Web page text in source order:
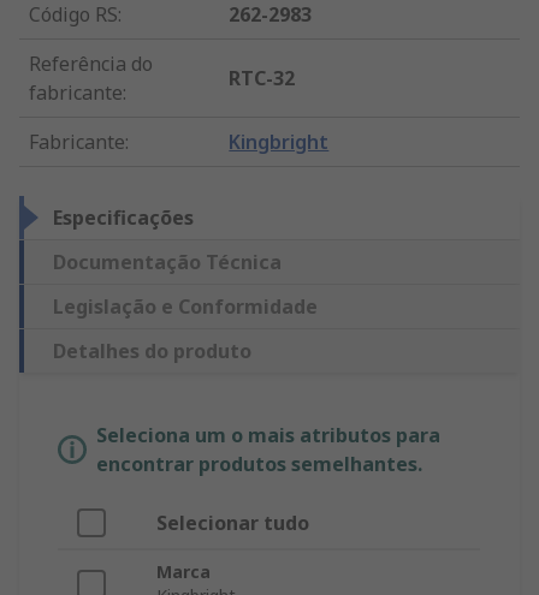
Código RS:
262-2983
Referência do
fabricante:
RTC-32
Fabricante: Kingbright
Especificações
Documentação Técnica
Legislação e Conformidade
Detalhes do produto
Seleciona um o mais atributos para
encontrar produtos semelhantes.
Selecionar tudo
Marca